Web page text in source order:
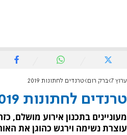
ערוץ 7 ברק רום טרנדים לחתונות 2019
טרנדים לחתונות 2019
מעוניינים בתכנון אירוע מושלם,
עוצרת נשימה וירגש כהוגן את